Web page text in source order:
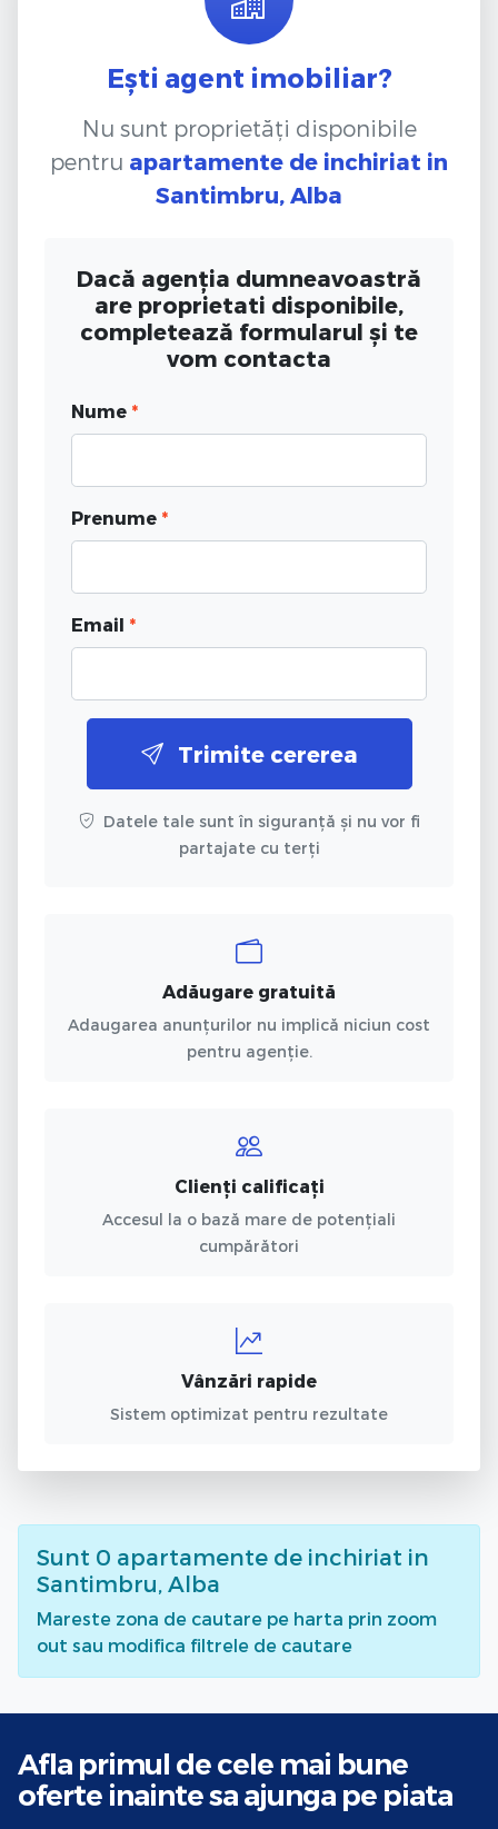
Ești agent imobiliar?
Nu sunt proprietăți disponibile
pentru apartamente de inchiriat in
Santimbru, Alba
Dacă agenția dumneavoastră
are proprietati disponibile,
completează formularul și te
vom contacta
Nume *
Prenume *
Email *
Trimite cererea
Datele tale sunt în siguranță și nu vor fi
partajate cu terți
Adăugare gratuită
Adaugarea anunțurilor nu implică niciun cost
pentru agenție.
Clienți calificați
Accesul la o bază mare de potențiali
cumpărători
Vânzări rapide
Sistem optimizat pentru rezultate
Sunt 0 apartamente de inchiriat in
Santimbru, Alba
Mareste zona de cautare pe harta prin zoom
out sau modifica filtrele de cautare
Afla primul de cele mai bune
oferte inainte sa ajunga pe piata